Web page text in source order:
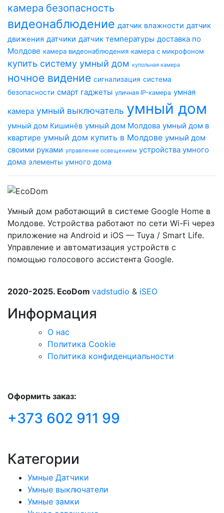
камера безопасность
видеонаблюдение датчик влажности датчик
движения датчики датчик температуры доставка по
Молдове камера видеонаблюдения камера с микрофоном
купить систему умный дом купольная камера
ночное видение сигнализация система
безопасности смарт гаджеты уличная IP-камера умная
камера умный выключатель умный дом
умный дом Кишинёв умный дом Молдова умный дом в
квартире умный дом купить в Молдове умный дом
своими руками управление освещением устройства умного
дома элементы умного дома
Умный дом работающий в системе Google Home в
Молдове. Устройства работают по сети Wi-Fi через
приложение на Android и iOS — Tuya / Smart Life.
Управление и автоматизация устройств с
помощью голосового ассистента Google.
2020-2025. EcoDom vadstudio & iSEO
Информация
О нас
Политика Сookie
Политика конфиденциальности
Оформить заказ:
+373 602 911 99
Категории
Умные Датчики
Умные выключатели
Умные замки